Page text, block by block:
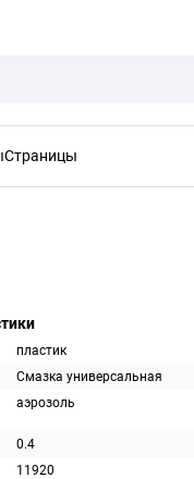
Страницы
пластик
Смазка универсальная
аэрозоль
0.4
11920